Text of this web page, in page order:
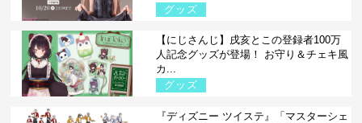
グッズ
【にじさんじ】戌亥とこの登録者100万
人記念グッズが登場！ お守り＆チェキ風
カ...
グッズ
『ディズニー ツイステ』「マスターシェ